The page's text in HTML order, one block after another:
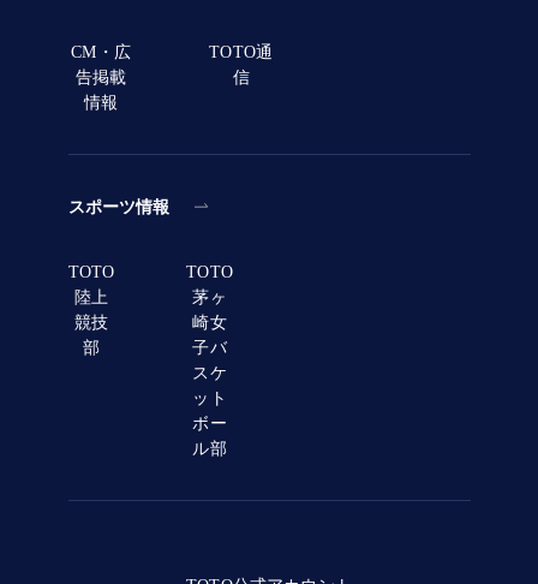
CM・広
告掲載
情報
TOTO通
信
スポーツ情報
TOTO
陸上
競技
部
TOTO
茅ヶ
崎女
子バ
スケ
ット
ボー
ル部